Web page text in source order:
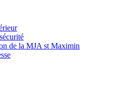
de la MJA st Maximin